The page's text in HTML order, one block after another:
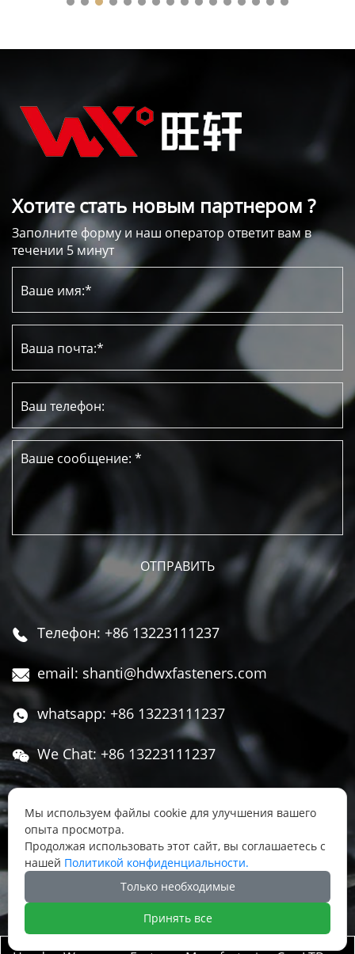
Хотите стать новым партнером ?
Заполните форму и наш оператор ответит вам в
течении 5 минут
 Телефон: +86 13223111237
 email: shanti@hdwxfasteners.com
 whatsapp: +86 13223111237
 We Chat: +86 13223111237
Адрес: Северная часть Западной улицы,
Чжоуцунь, поселок Сису, район Юннянь,
город Ханьдань, провинция Хэбэй, Китай
 
Мы используем файлы cookie для улучшения вашего
опыта просмотра.
Продолжая использовать этот сайт, вы соглашаетесь с
нашей Политикой конфиденциальности.
Только необходимые
Принять все